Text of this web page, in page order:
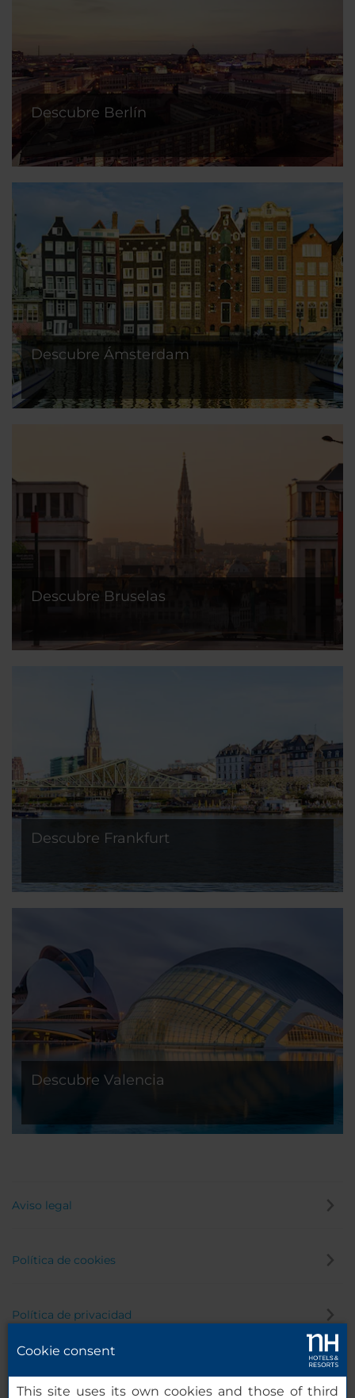
Descubre Berlín
Descubre Ámsterdam
Descubre Bruselas
Descubre Frankfurt
Descubre Valencia
Aviso legal
Política de cookies
Política de privacidad
Cookie consent
This site uses its own cookies and those of third